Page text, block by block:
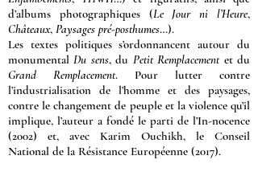
d’albums photographiques (Le Jour ni l’Heure,
Châteaux, Paysages pré-posthumes…).
Les textes politiques s’ordonnancent autour du
monumentalDu sens, du Petit Remplacementet du
Grand Remplacement. Pour lutter contre
l’industrialisation de l’homme et des paysages,
contre le changement de peuple et la violence qu’il
implique, l’auteur a fondé le parti de l’In-nocence
(2002) et, avec Karim Ouchikh, le Conseil
National de la Résistance Européenne (2017).